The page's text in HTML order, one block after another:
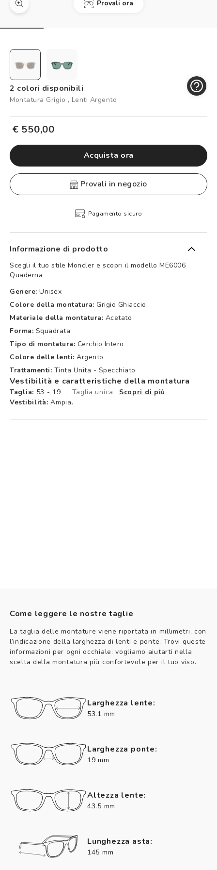
Prenota un test della vista gratuito
Controllo visivo
Carta fedeltà
Logout
Provali ora
2 colori disponibili
Montatura Grigio , Lenti Argento
€ 550,00
Acquista ora
provali in negozio
Pagamento sicuro
Informazione di prodotto
Scegli il tuo stile Moncler e scopri il modello ME6006
Quaderna
Genere: Unisex
Colore della montatura: Grigio Ghiaccio
Materiale della montatura: Acetato
Forma: Squadrata
Tipo di montatura: Cerchio Intero
Colore delle lenti: Argento
Trattamenti: Tinta Unita - Specchiato
Vestibilità e caratteristiche della montatura
Taglia: 53 - 19 Taglia unica
Scopri di più
Vestibilità: Ampia.
Come leggere le nostre taglie
La taglia delle montature viene riportata in millimetri, con
l’indicazione della larghezza di lenti e ponte. Trovi queste
informazioni per ogni occhiale: vogliamo aiutarti nella
scelta della montatura più confortevole per il tuo viso.
Larghezza lente:
53.1 mm
Larghezza ponte:
19 mm
Altezza lente:
43.5 mm
Lunghezza asta:
145 mm